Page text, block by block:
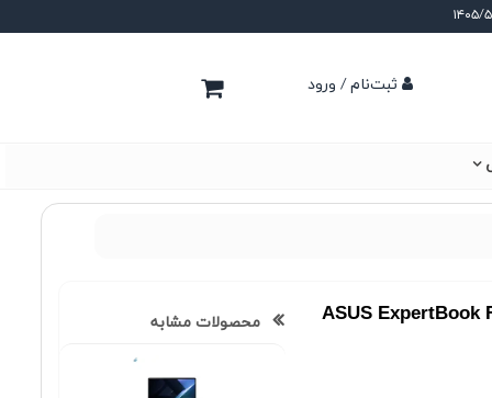
ثبت‌نام / ورود
ASUS ExpertBook محصولات مشابه